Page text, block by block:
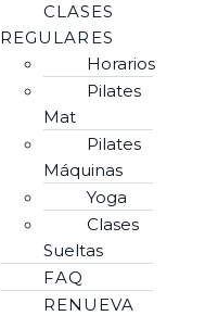
CLASES
REGULARES
Horarios
Pilates
Mat
Pilates
Máquinas
Yoga
Clases
Sueltas
FAQ
RENUEVA